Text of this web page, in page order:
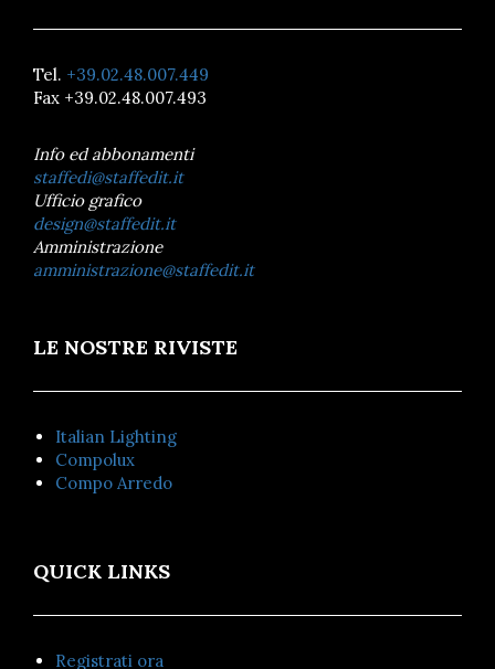
Tel. +39.02.48.007.449
Fax +39.02.48.007.493
Info ed abbonamenti
staffedi@staffedit.it
Ufficio grafico
design@staffedit.it
Amministrazione
amministrazione@staffedit.it
LE NOSTRE RIVISTE
Italian Lighting
Compolux
Compo Arredo
QUICK LINKS
Registrati ora